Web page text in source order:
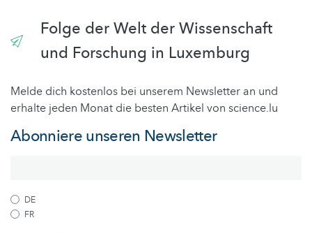
Folge der Welt der Wissenschaft
und Forschung in Luxemburg
Melde dich kostenlos bei unserem Newsletter an und
erhalte jeden Monat die besten Artikel von science.lu
Abonniere unseren Newsletter
DE
FR